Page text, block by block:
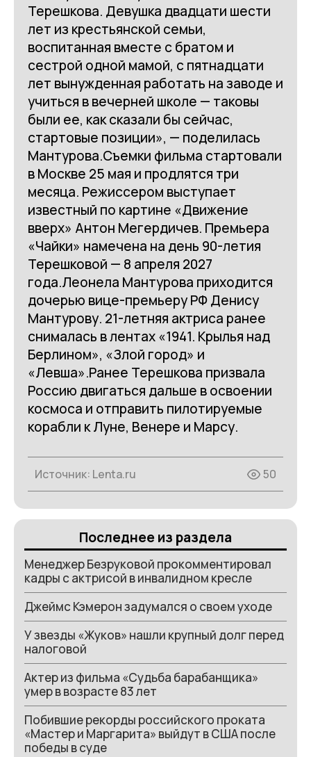
Последнее из раздела
Менеджер Безруковой прокомментировал
кадры с актрисой в инвалидном кресле
Джеймс Кэмерон задумался о своем уходе
У звезды «Жуков» нашли крупный долг перед
налоговой
Актер из фильма «Судьба барабанщика»
умер в возрасте 83 лет
Побившие рекорды российского проката
«Мастер и Маргарита» выйдут в США после
победы в суде
Терешкова. Девушка двадцати шести
лет из крестьянской семьи,
воспитанная вместе с братом и
сестрой одной мамой, c пятнадцати
лет вынужденная работать на заводе и
учиться в вечерней школе — таковы
были ее, как сказали бы сейчас,
стартовые позиции», — поделилась
Мантурова.Съемки фильма стартовали
в Москве 25 мая и продлятся три
месяца. Режиссером выступает
известный по картине «Движение
вверх» Антон Мегердичев. Премьера
«Чайки» намечена на день 90-летия
Терешковой — 8 апреля 2027
года.Леонела Мантурова приходится
дочерью вице-премьеру РФ Денису
Мантурову. 21-летняя актриса ранее
снималась в лентах «1941. Крылья над
Берлином», «Злой город» и
«Левша».Ранее Терешкова призвала
Россию двигаться дальше в освоении
космоса и отправить пилотируемые
корабли к Луне, Венере и Марсу.
Источник: Lenta.ru 50